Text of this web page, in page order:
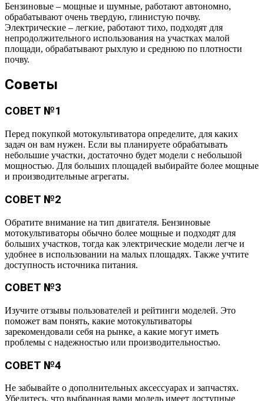
Бензиновые – мощные и шумные, работают автономно,
обрабатывают очень твердую, глинистую почву.
Электрические – легкие, работают тихо, подходят для
непродолжительного использования на участках малой
площади, обрабатывают рыхлую и среднюю по плотности
почву.
Советы
СОВЕТ №1
Перед покупкой мотокультиватора определите, для каких
задач он вам нужен. Если вы планируете обрабатывать
небольшие участки, достаточно будет модели с небольшой
мощностью. Для больших площадей выбирайте более мощные
и производительные агрегаты.
СОВЕТ №2
Обратите внимание на тип двигателя. Бензиновые
мотокультиваторы обычно более мощные и подходят для
больших участков, тогда как электрические модели легче и
удобнее в использовании на малых площадях. Также учтите
доступность источника питания.
СОВЕТ №3
Изучите отзывы пользователей и рейтинги моделей. Это
поможет вам понять, какие мотокультиваторы
зарекомендовали себя на рынке, а какие могут иметь
проблемы с надежностью или производительностью.
СОВЕТ №4
Не забывайте о дополнительных аксессуарах и запчастях.
Убедитесь, что выбранная вами модель имеет доступные